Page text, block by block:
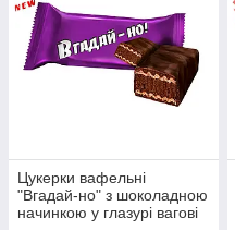
Цукерки вафельні
"Вгадай-но" з шоколадною
начинкою у глазурі вагові